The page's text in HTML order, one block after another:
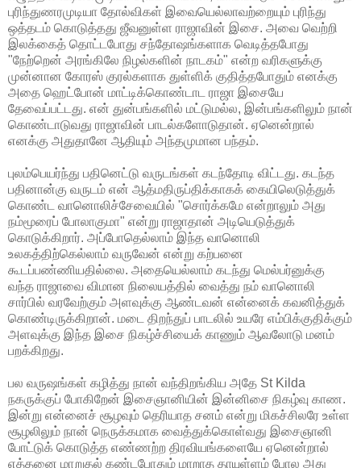
புரிந்துணரமுடியா தோல்விகள் இவையெல்லாவற்றையும் புரிந்து
ஒத்தடம் கொடுத்தது ஜீவனுள்ள ராஜாவின் இசை. அவை வெற்றி
இலக்கைத் தொட்டபோது சந்தோஷங்களாக வெடித்தபோது
"நேற்றென் அரங்கிலே நிழல்களின் நாடகம்" என்ற வரிகளுக்கு
முன்னான கோரஸ் குரல்களாக துள்ளிக் குதித்தபோதும் எனக்கு
அதை ஹெட்போன் மாட்டிக்கொண்டாட ராஜா இசையே
தேவைப்பட்டது. என் துன்பங்களில் மட்டுமல்ல, இன்பங்களிலும் நான்
கொண்டாடுவது ராஜாவின் பாடல்களோடுதான். ஏனென்றால்
எனக்கு அதுதானே ஆதியும் அந்தமுமான பந்தம்.
புலம்பெயர்ந்து பதினெட்டு வருடங்கள் கடந்தோடி விட்டது. கடந்த
பதினான்கு வருடம் என் ஆத்மதிருப்திக்காகக் கையிலெடுத்துக்
கொண்ட வானொலிச்சேவையில் "சொர்க்கமே என்றாலும் அது
நம்மூரைப் போலாகுமா" என்று ராஜாதான் அடியெடுத்துக்
கொடுக்கிறார். அப்போதெல்லாம் இந்த வானொலி
உலகத்திற்கெல்லாம் வருவேன் என்று கற்பனை
கூடப்பண்ணியதில்லை. அதையெல்லாம் கடந்து மெல்பர்னுக்கு
வந்த ராஜாவை விமான நிலையத்தில் வைத்து நம் வானொலி
சார்பில் வரவேற்கும் அளவுக்கு ஆண்டவன் என்னைக் கவனித்துக்
கொண்டிருக்கிறான். மடை திறந்துப் பாடலில் உயரே எம்பிக்குதிக்கும்
அளவுக்கு இந்த இசை நிகழ்ச்சியைக் காணும் ஆவலோடு மனம்
பறக்கிறது.
பல வருஷங்கள் கழித்து நான் வந்திறங்கிய அதே St Kilda
நகருக்குப் போகிறேன் இசைஞானியின் இன்னிசை நிகழ்வு காண.
இன்று என்னைச் சூழவும் தெரியாத சனம் என்று மிகச்சிலரே உள்ள
சூழலிலும் நான் நெருக்கமாக வைத்துக்கொள்வது இசைஞானி
போட்டுக் கொடுத்த எண்ணற்ற திரவியங்களையே ஏனென்றால்
எத்தனை மாறுதல் கண்டபோதும் மாறாத தாயுள்ளம் போல அது